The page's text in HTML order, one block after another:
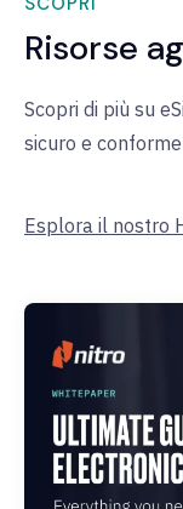
Risorse
Scopri di più su
sicuro e
Esplora il nostro